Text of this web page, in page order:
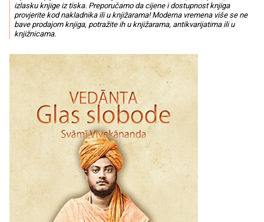
izlasku knjige iz tiska. Preporučamo da cijene i dostupnost knjiga
provjerite kod nakladnika ili u knjižarama! Moderna vremena više se ne
bave prodajom knjiga, potražite ih u knjižarama, antikvarijatima ili u
knjižnicama.